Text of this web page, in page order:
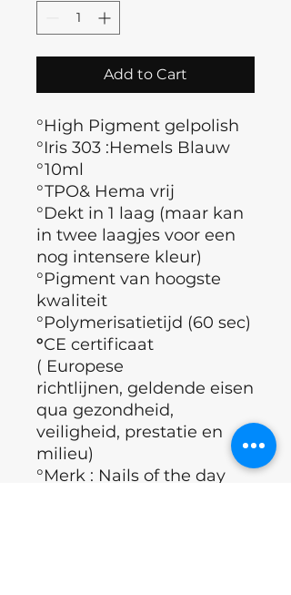
Add to Cart
°High Pigment gelpolish
°Iris 303 :Hemels Blauw
°10ml
°TPO& Hema vrij
°Dekt in 1 laag (maar kan
in twee laagjes voor een
nog intensere kleur)
°Pigment van hoogste
kwaliteit
°Polymerisatietijd (60 sec)
°CE certificaat
( Europese
richtlijnen, geldende eisen
qua gezondheid,
veiligheid, prestatie en
milieu)
°Merk : Nails of the day